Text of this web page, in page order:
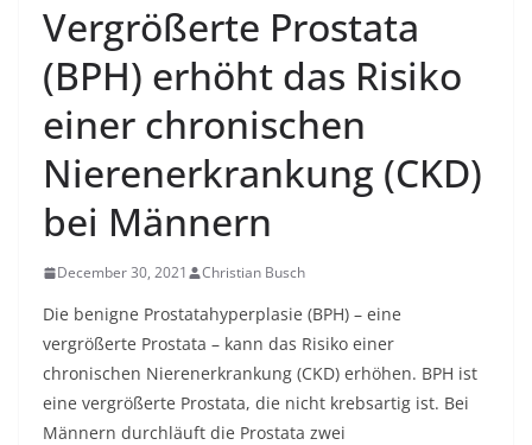
Vergrößerte Prostata
(BPH) erhöht das Risiko
einer chronischen
Nierenerkrankung (CKD)
bei Männern
December 30, 2021 Christian Busch
Die benigne Prostatahyperplasie (BPH) – eine
vergrößerte Prostata – kann das Risiko einer
chronischen Nierenerkrankung (CKD) erhöhen. BPH ist
eine vergrößerte Prostata, die nicht krebsartig ist. Bei
Männern durchläuft die Prostata zwei